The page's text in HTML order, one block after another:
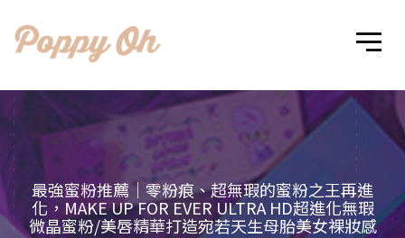
最強蜜粉推薦｜零粉痕、超無瑕的蜜粉之王再進
化，MAKE UP FOR EVER ULTRA HD超進化無瑕
微晶蜜粉/美唇精華打造宛若天生母胎美女裸妝感